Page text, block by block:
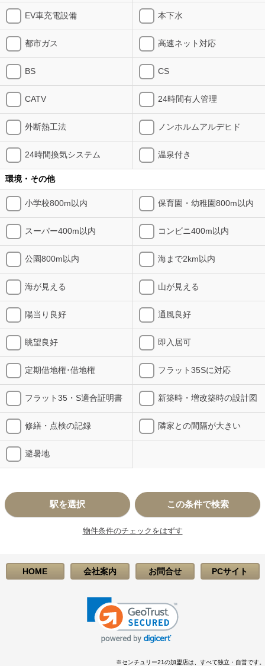
EV車充電設備 本下水
都市ガス 高速ネット対応
BS CS
CATV 24時間有人管理
外断熱工法 ノンホルムアルデヒド
24時間換気システム 温泉付き
環境・その他
小学校800m以内 保育園・幼稚園800m以内
スーパー400m以内 コンビニ400m以内
公園800m以内 海まで2km以内
海が見える 山が見える
陽当り良好 通風良好
眺望良好 即入居可
定期借地権･借地権 フラット35Sに対応
フラット35・S適合証明書 新築時・増改築時の設計図
修繕・点検の記録 隣家との間隔が大きい
避暑地
駅を選択 この条件で検索
物件条件のチェックをはずす
HOME 会社案内 お問合せ PCサイト
※センチュリー21の加盟店は、すべて独立・自営です。